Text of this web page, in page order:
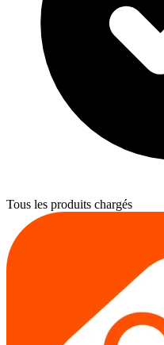
Tous les produits chargés